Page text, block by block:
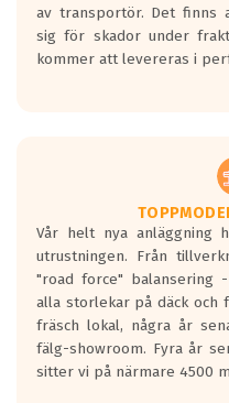
av transportör. Det finns
sig för skador under
kommer att levereras i
Vår helt nya anläggning
utrustningen. Från
"road force" balansering
alla storlekar på däck och
fräsch lokal, några år
fälg-showroom. Fyra år
sitter vi på närmare 4500